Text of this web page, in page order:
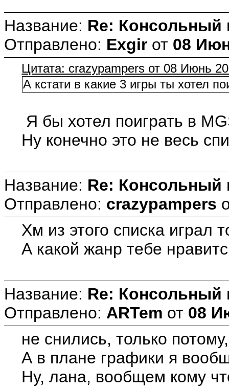
Название: Re: Консольный
Отправлено: Exgir от 08
Цитата: crazypampers от 08 Июнь
А кстати в какие 3 игры ты хотел
Я бы хотел поиграть в
Ну конечно это не весь
Название: Re: Консольный
Отправлено: crazypampers
Хм из этого списка играл
А какой жанр тебе
Название: Re: Консольный
Отправлено: ARTem от 08
не снились, только
А в плане графики я
Ну, лана, вообщем кому